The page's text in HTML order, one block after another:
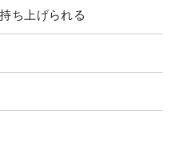
ち上げられる